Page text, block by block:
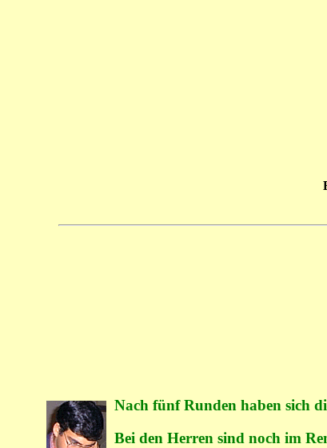
Nach fünf Runden haben sich
Bei den Herren sind noch im